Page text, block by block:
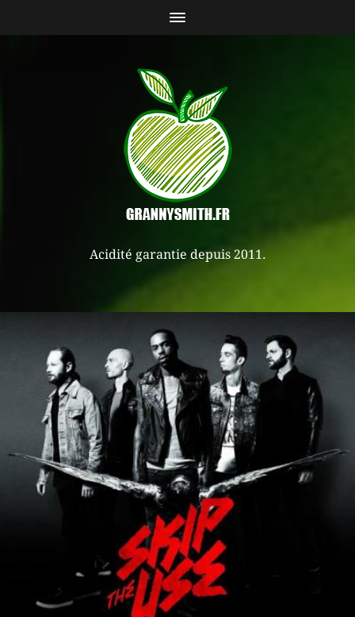
Acidité garantie depuis 2011.